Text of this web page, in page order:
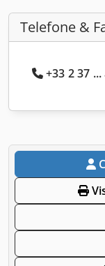
Telefone &
+33 2 37